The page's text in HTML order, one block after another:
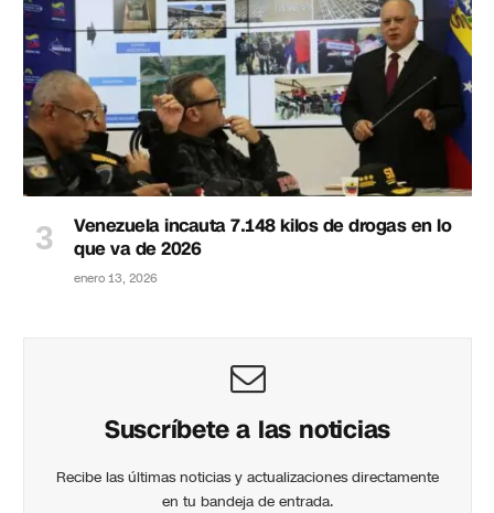
Venezuela incauta 7.148 kilos de drogas en lo
que va de 2026
enero 13, 2026
Suscríbete a las noticias
Recibe las últimas noticias y actualizaciones directamente
en tu bandeja de entrada.